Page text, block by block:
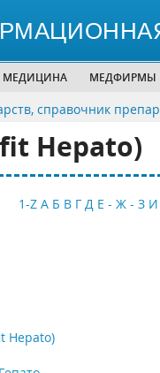
МЕДИЦИНА МЕДФИРМЫ
справочник
Hepato)
1-Z А Б В Г Д Е - Ж - З
Hepato)